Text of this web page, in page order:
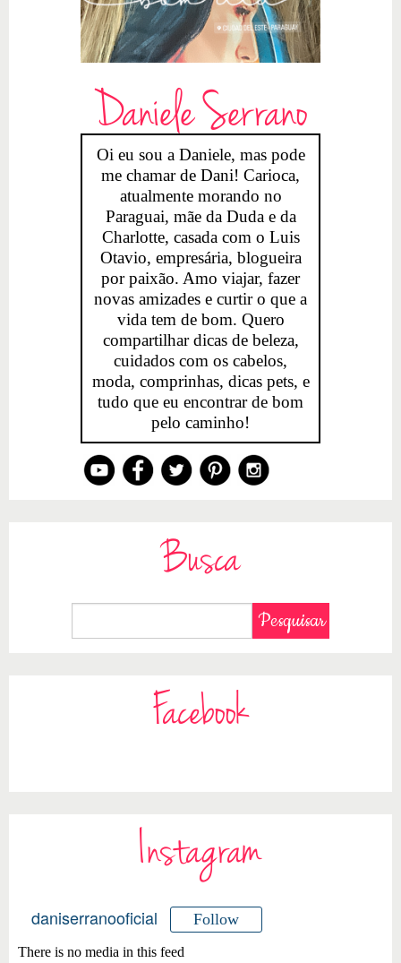
Daniele Serrano
Oi eu sou a Daniele, mas pode
me chamar de Dani! Carioca,
atualmente morando no
Paraguai, mãe da Duda e da
Charlotte, casada com o Luis
Otavio, empresária, blogueira
por paixão. Amo viajar, fazer
novas amizades e curtir o que a
vida tem de bom. Quero
compartilhar dicas de beleza,
cuidados com os cabelos,
moda, comprinhas, dicas pets, e
tudo que eu encontrar de bom
pelo caminho!
Busca
Facebook
Instagram
daniserranooficial Follow
There is no media in this feed